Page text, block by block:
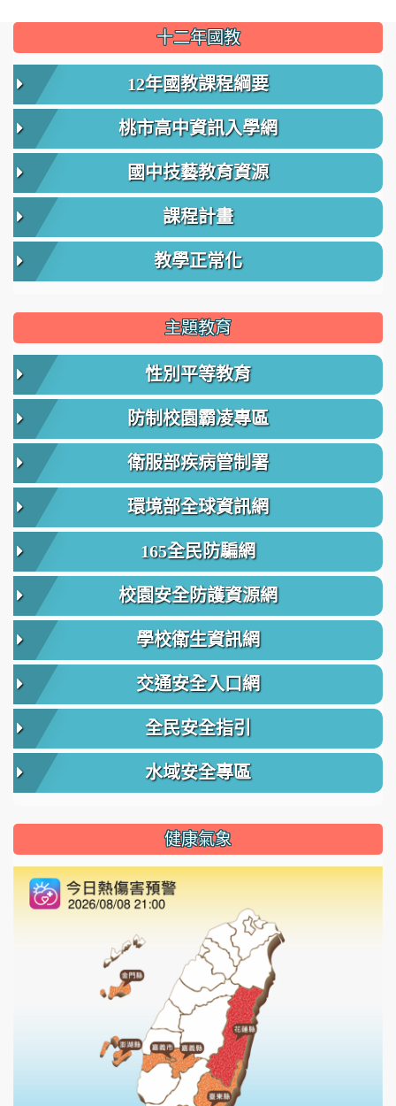
::: 十二年國教
12年國教課程綱要
桃市高中資訊入學網
國中技藝教育資源
課程計畫
教學正常化
主題教育
性別平等教育
防制校園霸凌專區
衛服部疾病管制署
環境部全球資訊網
165全民防騙網
校園安全防護資源網
學校衛生資訊網
交通安全入口網
全民安全指引
水域安全專區
健康氣象